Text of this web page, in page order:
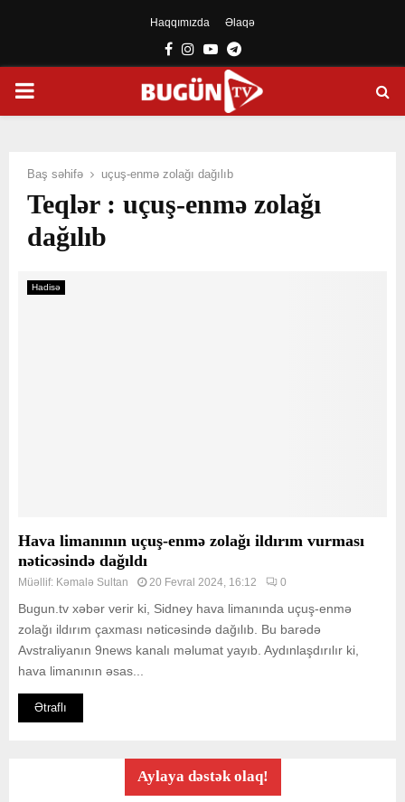
Haqqımızda Əlaqə
Facebook
Instagram
YoutubeTelegram
PRIMARY
Baş səhifə uçuş-enmə zolağı dağılıb
Teqlər : uçuş-enmə zolağı
dağılıb
Hadisə
Hava limanının uçuş-enmə zolağı ildırım vurması
nəticəsində dağıldı
Müəllif: Kəmalə Sultan 20 Fevral 2024, 16:12 0
Bugun.tv xəbər verir ki, Sidney hava limanında uçuş-enmə
zolağı ildırım çaxması nəticəsində dağılıb. Bu barədə
Avstraliyanın 9news kanalı məlumat yayıb. Aydınlaşdırılır ki,
hava limanının əsas...
Ətraflı
Aylaya dəstək olaq!